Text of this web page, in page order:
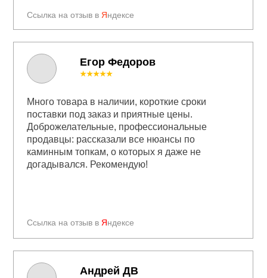
Ссылка на отзыв в Яндексе
Егор Федоров
Ссылка на отзыв в Яндексе
★★★★★
Много товара в наличии, короткие сроки
поставки под заказ и приятные цены.
Доброжелательные, профессиональные
продавцы: рассказали все нюансы по
каминным топкам, о которых я даже не
догадывался. Рекомендую!
Андрей ДВ